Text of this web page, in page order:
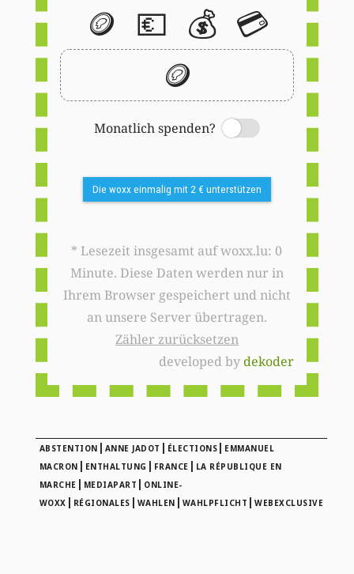
🪙 💶 💰 💳
🪙
Monatlich spenden?
Switch
Die woxx einmalig mit 2 € unterstützen
* Lesezeit insgesamt auf woxx.lu: 0
Minute. Diese Daten werden nur in
Ihrem Browser gespeichert und nicht
an unsere Server übertragen.
Zähler zurücksetzen
developed bydekoder
ABSTENTION | ANNE JADOT | ÉLECTIONS | EMMANUEL
MACRON | ENTHALTUNG | FRANCE | LA RÉPUBLIQUE EN
MARCHE | MEDIAPART | ONLINE-
WOXX | RÉGIONALES | WAHLEN | WAHLPFLICHT |WEBEXCLUSIVE